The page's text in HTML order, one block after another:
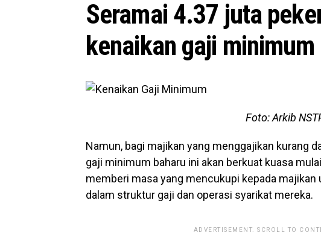
Seramai 4.37 juta
kenaikan gaji minimum
Foto: Arkib
Namun, bagi majikan yang menggajikan kurang
gaji minimum baharu ini akan berkuat kuasa
memberi masa yang mencukupi kepada
dalam struktur gaji dan operasi syarikat mereka.
ADVERTISEMENT. SCROLL TO